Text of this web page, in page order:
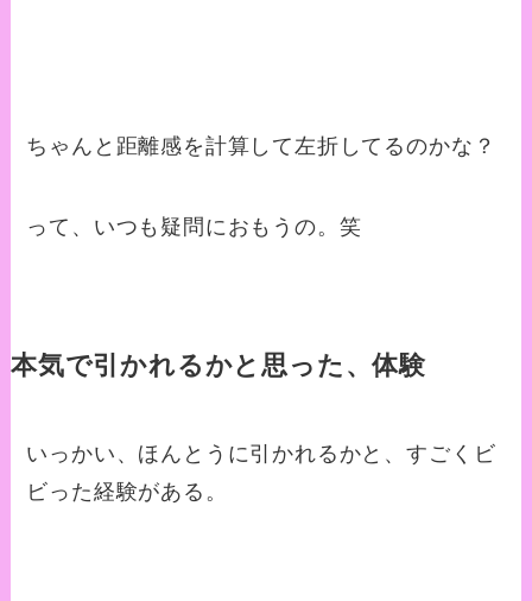
ちゃんと距離感を計算して左折してるのかな？
って、いつも疑問におもうの。笑
本気で引かれるかと思った、体験
いっかい、ほんとうに引かれるかと、すごくビ
ビった経験がある。